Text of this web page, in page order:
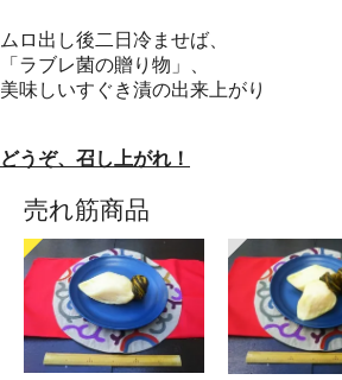
ムロ出し後二日冷ませば、
「ラブレ菌の贈り物」、
美味しいすぐき漬の出来上がり
どうぞ、召し上がれ！
売れ筋商品